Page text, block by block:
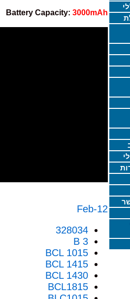
Battery Capacity: 3000mAh
12-Feb
328034
B 3
BCL 1015
BCL 1415
BCL 1430
BCL1815